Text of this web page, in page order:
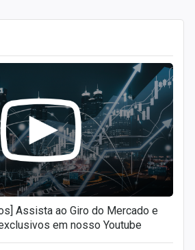
Assista ao Giro do Mercado e
em nosso Youtube